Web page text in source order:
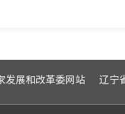
发展和改革委网站 辽宁